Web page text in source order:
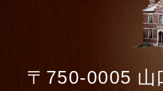
〒750-0005 山